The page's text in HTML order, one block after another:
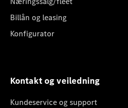
Billån og leasing
Konfigurator
Kontakt og veiledning
Kundeservice og support